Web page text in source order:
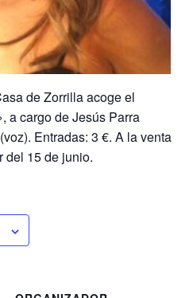
de Zorrilla acoge el
a cargo de Jesús Parra
Entradas: 3 €. A la venta
del 15 de junio.